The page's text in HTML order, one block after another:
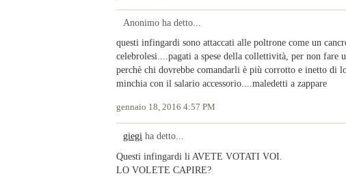
Anonimo ha detto...
questi infingardi sono attaccati alle poltrone come un
celebrolesi....pagati a spese della collettività, per non fare
perchè chi dovrebbe comandarli è più corrotto e inetto di
minchia con il salario accessorio....maledetti a zappare
gennaio 18, 2016 4:57 PM
giegi ha detto...
Questi infingardi li AVETE VOTATI VOI.
LO VOLETE CAPIRE?